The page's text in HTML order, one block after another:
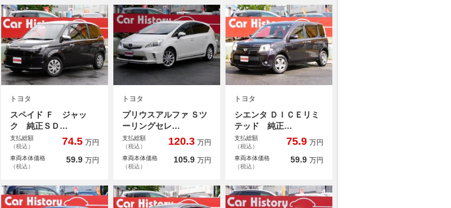
トヨタ
スペイド Ｆ ジャッ
ク 純正ＳＤ…
支払総額
（税込）
74.5 万円
車両本体価格
（税込）
59.9 万円
トヨタ
プリウスアルファ Ｓツ
ーリングセレ…
支払総額
（税込）
120.3 万円
車両本体価格
（税込）
105.9 万円
トヨタ
シエンタ ＤＩＣＥリミ
テッド 純正…
支払総額
（税込）
75.9 万円
車両本体価格
（税込）
59.9 万円